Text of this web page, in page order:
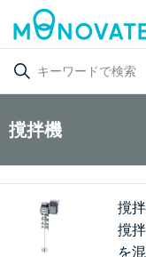
撹拌機
撹
撹
を